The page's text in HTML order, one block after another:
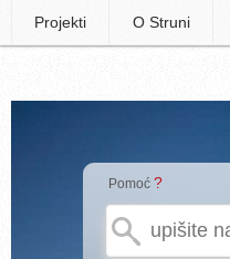
Projekti O Struni
Pomoć ?